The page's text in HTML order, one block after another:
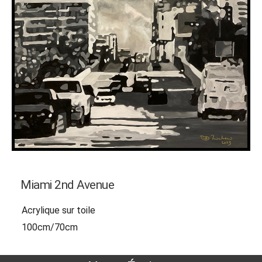
Miami 2nd Avenue
Acrylique sur toile
100cm/70cm